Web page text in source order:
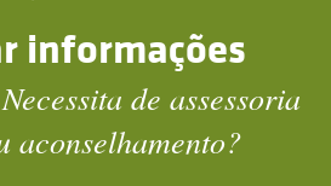
informações
de assessoria
aconselhamento?